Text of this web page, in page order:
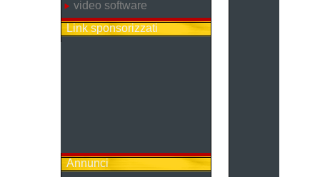
video software
Link sponsorizzati
Annunci